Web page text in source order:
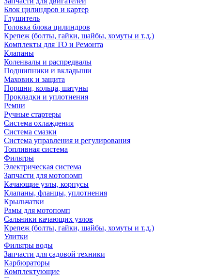
Блок цилиндров и картер
Глушитель
Головка блока цилиндров
Крепеж (болты, гайки, шайбы, хомуты и т.д.)
Комплекты для ТО и Ремонта
Клапаны
Коленвалы и распредвалы
Подшипники и вкладыши
Маховик и защита
Поршни, кольца, шатуны
Прокладки и уплотнения
Ремни
Ручные стартеры
Система охлаждения
Система смазки
Система управления и регулирования
Топливная система
Фильтры
Электрическая система
Запчасти для мотопомп
Качающие узлы, корпусы
Клапаны, фланцы, уплотнения
Крыльчатки
Рамы для мотопомп
Сальники качающих узлов
Крепеж (болты, гайки, шайбы, хомуты и т.д.)
Улитки
Фильтры воды
Запчасти для садовой техники
Карбюраторы
Комплектующие